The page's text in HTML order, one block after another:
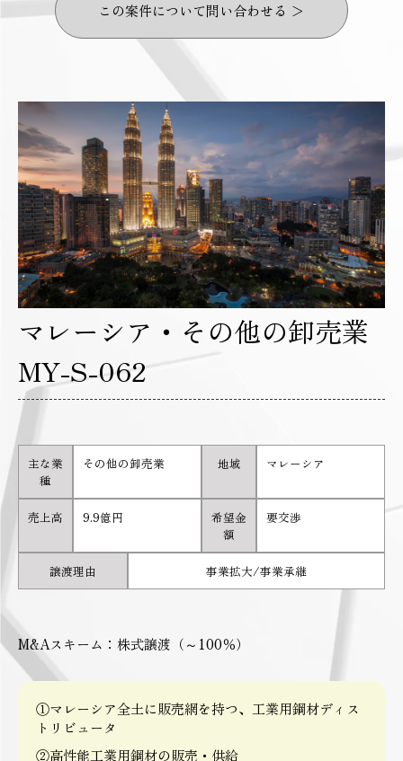
この案件について問い合わせる ＞
マレーシア・その他の卸売業
MY-S-062
主な業
種
その他の卸売業 地域 マレーシア
売上高 9.9億円
希望金
額
要交渉
譲渡理由 事業拡大/事業承継
M&Aスキーム：株式譲渡（～100％）
①マレーシア全土に販売網を持つ、工業用鋼材ディス
トリビュータ
②高性能工業用鋼材の販売・供給